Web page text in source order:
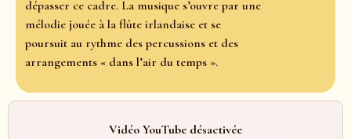
dépasser ce cadre. La musique s’ouvre par une
mélodie jouée à la flûte irlandaise et se
poursuit au rythme des percussions et des
arrangements « dans l’air du temps ».
Vidéo YouTube désactivée